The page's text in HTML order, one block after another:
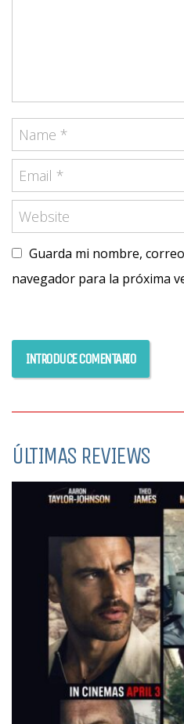
Guarda mi nombre,
navegador para la próxima
ÚLTIMAS REVIEWS